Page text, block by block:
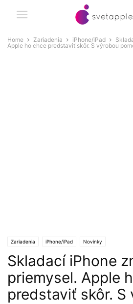
Home Zariadenia iPhone/iPad
Apple ho chce predstaviť skôr. S výrobou
Zariadenia iPhone/iPad Novinky
Skladací iPhone
priemysel. Apple
predstaviť skôr. S